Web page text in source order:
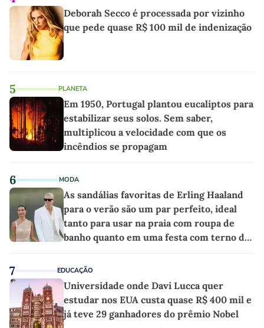
Deborah Secco é processada por vizinho
que pede quase R$ 100 mil de indenização
5 PLANETA
Em 1950, Portugal plantou eucaliptos para
estabilizar seus solos. Sem saber,
multiplicou a velocidade com que os
incêndios se propagam
6 MODA
As sandálias favoritas de Erling Haaland
para o verão são um par perfeito, ideal
tanto para usar na praia com roupa de
banho quanto em uma festa com terno de
7 EDUCAÇÃO
Universidade onde Davi Lucca quer
estudar nos EUA custa quase R$ 400 mil e
já teve 29 ganhadores do prêmio Nobel